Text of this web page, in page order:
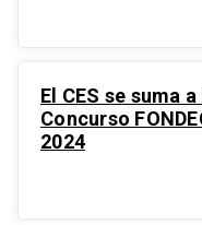
El CES se suma
Concurso
2024